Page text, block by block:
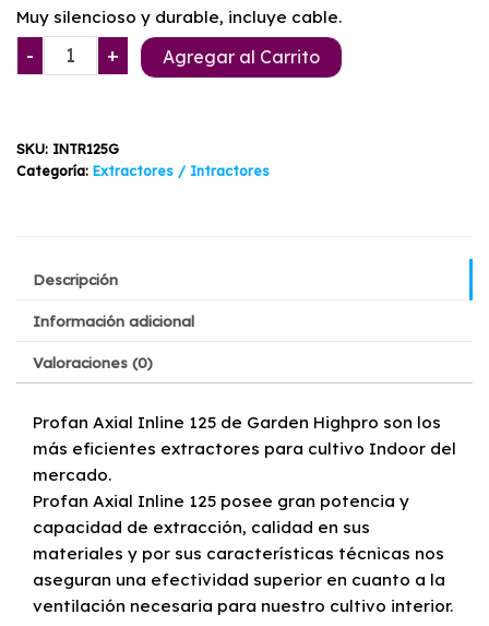
precio
original
$19.010.
precio
actual
Muy silencioso y durable, incluye cable.
-
Intractor
en
Garden
Highpro
+ Agregar al Carrito
SKU: INTR125G
Categoría: Extractores / Intractores
Descripción
Información adicional
Valoraciones (0)
Profan Axial Inline 125 de Garden Highpro son los
más eficientes extractores para cultivo Indoor del
mercado.
Profan Axial Inline 125 posee gran potencia y
capacidad de extracción, calidad en sus
materiales y por sus características técnicas nos
aseguran una efectividad superior en cuanto a la
ventilación necesaria para nuestro cultivo interior.